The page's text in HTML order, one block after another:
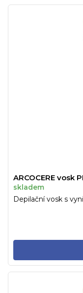
ARCOCERE vosk
skladem
Depilační vosk s